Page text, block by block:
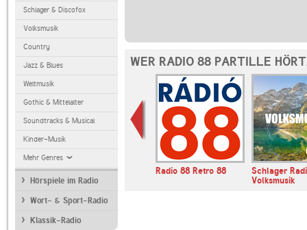
Schlager & Discofox
Volksmusik
Country
Jazz & Blues
Weltmusik
Gothic & Mittelalter
Soundtracks & Musical
Kinder-Musik
Mehr Genres
Hörspiele im Radio
Wort- & Sport-Radio
Klassik-Radio
WER RADIO 88 PARTILLE
SUNSHINE LIVE Radio 88 Retro 88
Schlager
Volksmusik